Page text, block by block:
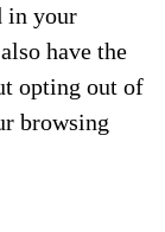
in your
have the
opting out of
browsing